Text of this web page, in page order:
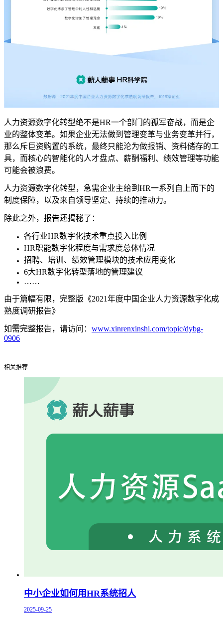
人力资源数字化转型绝不是HR一个部门的孤军奋战，而是企
业的整体变革。如果企业无法做到管理变革与业务变革并行，
那么斥巨资购置的系统，最终只能沦为做报销、资料储存的工
具，而核心的智能化的人才盘点、薪酬福利、绩效管理等功能
可能会被浪费。
人力资源数字化转型，急需企业主给到HR一系列自上而下的
制度保障，以及来自领导坚定、持续的推动力。
除此之外，报告还揭秘了：
各行业HR数字化技术重点投入比例
HR职能数字化程度与需求度总体情况
招聘、培训、绩效管理模块的技术应用变化
6大HR数字化转型落地的管理建议
……
由于篇幅有限，完整版《2021年度中国企业人力资源数字化成
熟度调研报告》
如需完整报告，请访问： www.xinrenxinshi.com/topic/dybg-
0906
相关推荐
中小企业如何用HR系统招人
2025-09-25